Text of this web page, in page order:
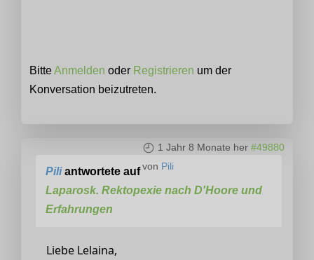
BitteAnmelden oder Registrieren um der
Konversation beizutreten.
1 Jahr 8 Monate her #49880
von Pili
Piliantwortete auf
Laparosk. Rektopexie nach D'Hoore und
Erfahrungen
Liebe Lelaina,